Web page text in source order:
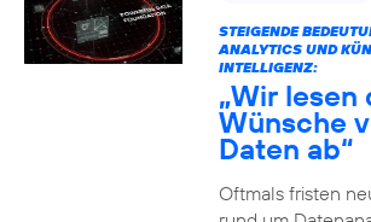
STEIGENDE
ANALYTICS UND
INTELLIGENZ:
„Wir lesen
Wünsche
Daten ab“
Oftmals fristen